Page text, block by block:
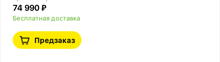
74 990 ₽
Бесплатная доставка
Предзаказ